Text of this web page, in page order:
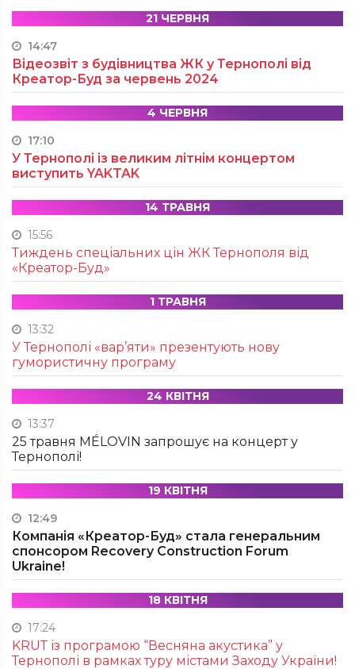
21 ЧЕРВНЯ
14:47
Відеозвіт з будівництва ЖК у Тернополі від
Креатор-Буд за червень 2024
4 ЧЕРВНЯ
17:10
У Тернополі із великим літнім концертом
виступить YAKTAK
14 ТРАВНЯ
15:56
Тиждень спеціальних цін ЖК Тернополя від
«Креатор-Буд»
1 ТРАВНЯ
13:32
У Тернополі «вар’яти» презентують нову
гумористичну програму
24 КВІТНЯ
13:37
25 травня MÉLOVIN запрошує на концерт у
Тернополі!
19 КВІТНЯ
12:49
Компанія «Креатор-Буд» стала генеральним
спонсором Recovery Construction Forum
Ukraine!
18 КВІТНЯ
17:24
KRUТ із програмою “Весняна акустика” у
Тернополі в рамках туру містами Заходу України!